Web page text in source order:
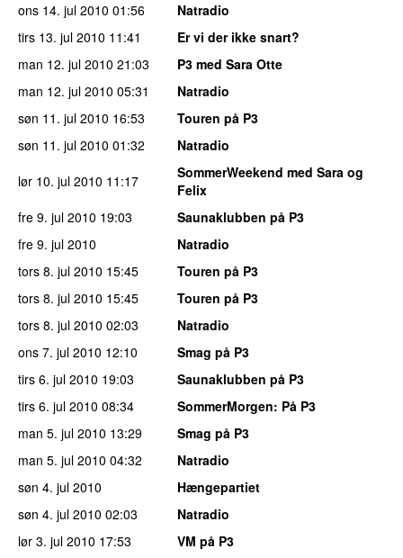
ons 14. jul 2010 01:56
Natradio
tirs 13. jul 2010 11:41
Er vi der ikke snart?
man 12. jul 2010 21:03
P3 med Sara Otte
man 12. jul 2010 05:31
Natradio
søn 11. jul 2010 16:53
Touren på P3
søn 11. jul 2010 01:32
Natradio
lør 10. jul 2010 11:17
SommerWeekend med Sara og
Felix
fre 9. jul 2010 19:03
Saunaklubben på P3
fre 9. jul 2010
Natradio
tors 8. jul 2010 15:45
Touren på P3
tors 8. jul 2010 15:45
Touren på P3
tors 8. jul 2010 02:03
Natradio
ons 7. jul 2010 12:10
Smag på P3
tirs 6. jul 2010 19:03
Saunaklubben på P3
tirs 6. jul 2010 08:34 SommerMorgen: På P3
man 5. jul 2010 13:29
Smag på P3
man 5. jul 2010 04:32
Natradio
søn 4. jul 2010
Hængepartiet
søn 4. jul 2010 02:03
Natradio
lør 3. jul 2010 17:53
VM på P3